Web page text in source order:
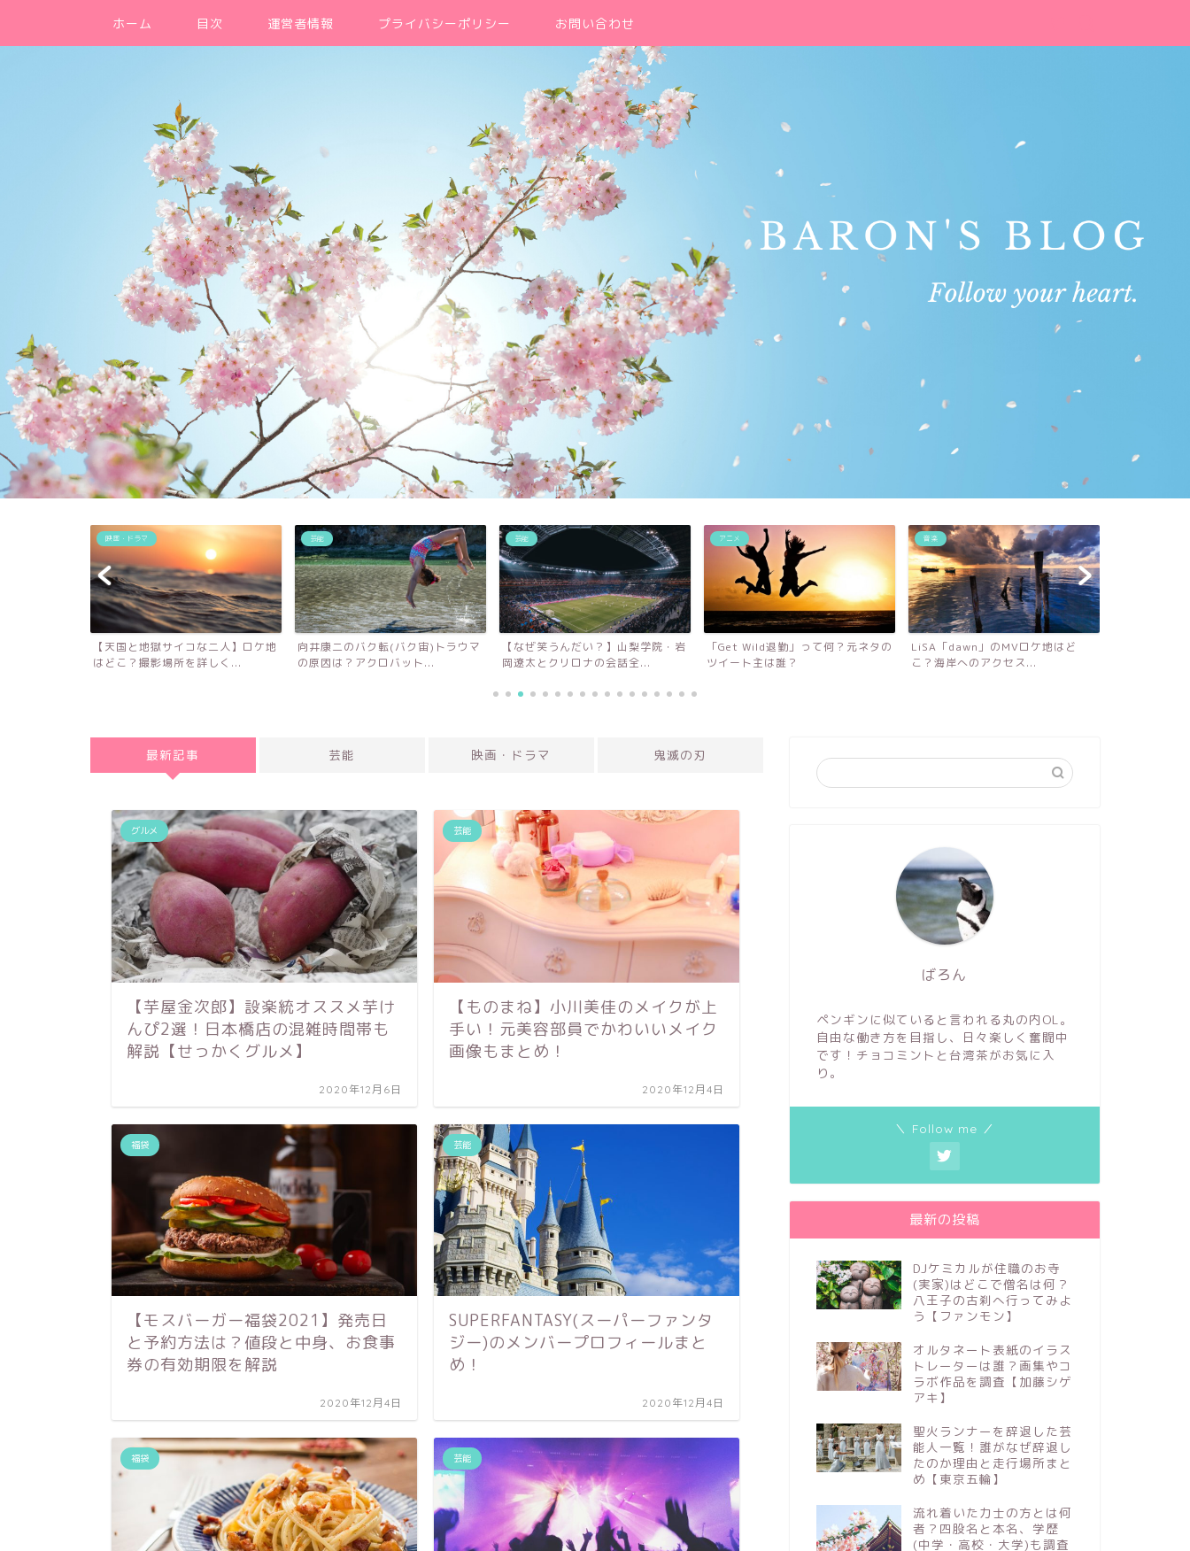
ホーム 目次 運営者情報 プライバシーポリシー お問い合わせ
芸能
向井康二のバク転(バク宙)トラウマ
の原因は？アクロバット...
芸能
【なぜ笑うんだい？】山梨学院・岩
岡遼太とクリロナの会話全...
アニメ
「Get Wild退勤」って何？元ネタの
ツイート主は誰？
音楽
LiSA「dawn」のMVロケ地はど
こ？海岸へのアクセス...
芸能
【今くら】井上咲楽の眉毛サロンは
どこ？クーポンを使って憧...
最新記事 芸能 映画・ドラマ 鬼滅の刃
グルメ
【芋屋金次郎】設楽統オススメ芋け
んぴ2選！日本橋店の混雑時間帯も
解説【せっかくグルメ】
2020年12月6日
芸能
【ものまね】小川美佳のメイクが上
手い！元美容部員でかわいいメイク
画像もまとめ！
2020年12月4日
福袋
【モスバーガー福袋2021】発売日
と予約方法は？値段と中身、お食事
券の有効期限を解説
2020年12月4日
芸能
SUPERFANTASY(スーパーファンタ
ジー)のメンバープロフィールまと
め！
2020年12月4日
福袋 芸能
ーは誰？画集やコラボ作品を調査
【加藤シゲアキ】
笠松基生(もとい)が草彅剛に似て
る？乗馬経験や出演CMドラマも調
査【青天を衝け】
芸能
ばろん
ペンギンに似ていると言われる丸の内OL。
自由な働き方を目指し、日々楽しく奮闘中
です！チョコミントと台湾茶がお気に入
り。
＼ Follow me ／
最新の投稿
DJケミカルが住職のお寺
(実家)はどこで僧名は何？
八王子の古刹へ行ってみよ
う【ファンモン】
オルタネート表紙のイラス
トレーターは誰？画集やコ
ラボ作品を調査【加藤シゲ
アキ】
聖火ランナーを辞退した芸
能人一覧！誰がなぜ辞退し
たのか理由と走行場所まと
め【東京五輪】
流れ着いた力士の方とは何
者？四股名と本名、学歴
(中学・高校・大学)も調査